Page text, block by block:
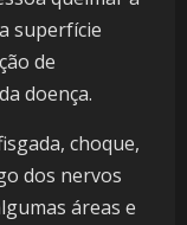
superfície
de
doença.
choque,
dos nervos
áreas e